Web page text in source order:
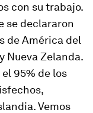
con su trabajo.
se declararon
de América del
Nueva Zelanda.
95% de los
Vemos